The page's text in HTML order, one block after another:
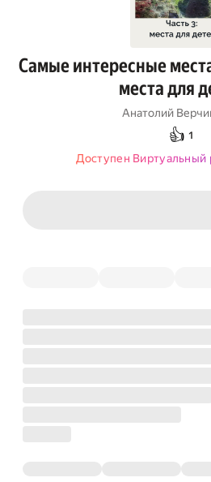
Самые интересные
места для
Анатолий
👍 1
Доступен Виртуальный